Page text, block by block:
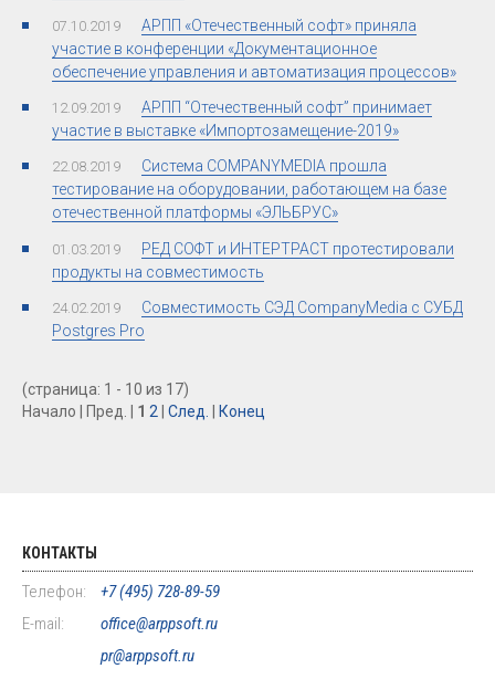
07.10.2019
АРПП «Отечественный софт» приняла
участие в конференции «Документационное
обеспечение управления и автоматизация процессов»
12.09.2019
АРПП “Отечественный софт” принимает
участие в выставке «Импортозамещение-2019»
22.08.2019
Система COMPANYMEDIA прошла
тестирование на оборудовании, работающем на базе
отечественной платформы «ЭЛЬБРУС»
01.03.2019
РЕД СОФТ и ИНТЕРТРАСТ протестировали
продукты на совместимость
24.02.2019
Совместимость СЭД CompanyMedia с СУБД
Postgres Pro
(страница: 1 - 10 из 17)
Начало | Пред. | 1 2 След. Конец
КОНТАКТЫ
Телефон:
+7 (495) 728-89-59
E-mail:
office@arppsoft.ru
pr@arppsoft.ru